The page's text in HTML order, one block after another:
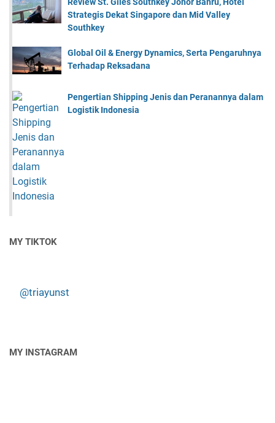
Strategis Dekat Singapore dan Mid Valley
Southkey
Global Oil & Energy Dynamics, Serta Pengaruhnya
Terhadap Reksadana
Pengertian Shipping Jenis dan Peranannya dalam
Logistik Indonesia
MY TIKTOK
@triayunst
MY INSTAGRAM